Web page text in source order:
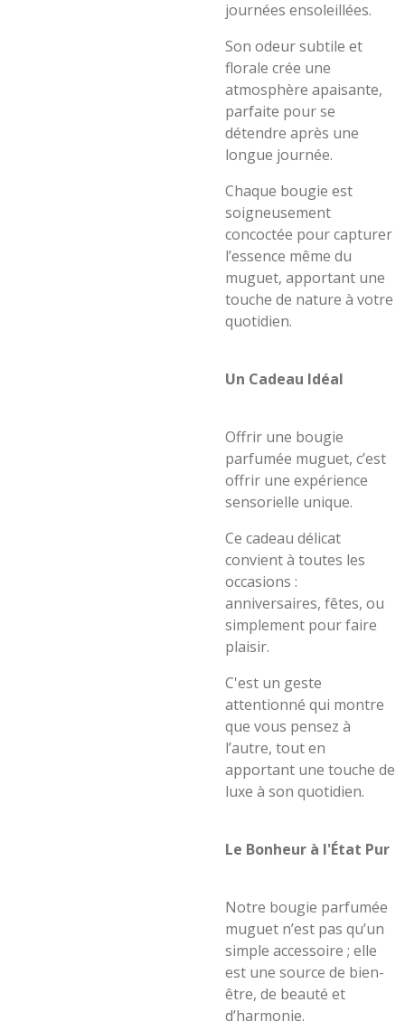
journées ensoleillées.
Son odeur subtile et
florale crée une
atmosphère apaisante,
parfaite pour se
détendre après une
longue journée.
Chaque bougie est
soigneusement
concoctée pour capturer
l’essence même du
muguet, apportant une
touche de nature à votre
quotidien.
Un Cadeau Idéal
Offrir une bougie
parfumée muguet, c’est
offrir une expérience
sensorielle unique.
Ce cadeau délicat
convient à toutes les
occasions :
anniversaires, fêtes, ou
simplement pour faire
plaisir.
C'est un geste
attentionné qui montre
que vous pensez à
l’autre, tout en
apportant une touche de
luxe à son quotidien.
Le Bonheur à l'État Pur
Notre bougie parfumée
muguet n’est pas qu’un
simple accessoire ; elle
est une source de bien-
être, de beauté et
d’harmonie.